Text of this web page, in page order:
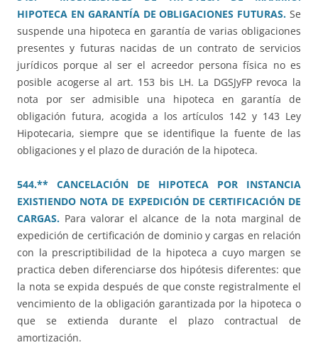
HIPOTECA EN GARANTÍA DE OBLIGACIONES FUTURAS. Se
suspende una hipoteca en garantía de varias obligaciones
presentes y futuras nacidas de un contrato de servicios
jurídicos porque al ser el acreedor persona física no es
posible acogerse al art. 153 bis LH. La DGSJyFP revoca la
nota por ser admisible una hipoteca en garantía de
obligación futura, acogida a los artículos 142 y 143 Ley
Hipotecaria, siempre que se identifique la fuente de las
obligaciones y el plazo de duración de la hipoteca.
544.** CANCELACIÓN DE HIPOTECA POR INSTANCIA
EXISTIENDO NOTA DE EXPEDICIÓN DE CERTIFICACIÓN DE
CARGAS. Para valorar el alcance de la nota marginal de
expedición de certificación de dominio y cargas en relación
con la prescriptibilidad de la hipoteca a cuyo margen se
practica deben diferenciarse dos hipótesis diferentes: que
la nota se expida después de que conste registralmente el
vencimiento de la obligación garantizada por la hipoteca o
que se extienda durante el plazo contractual de
amortización.